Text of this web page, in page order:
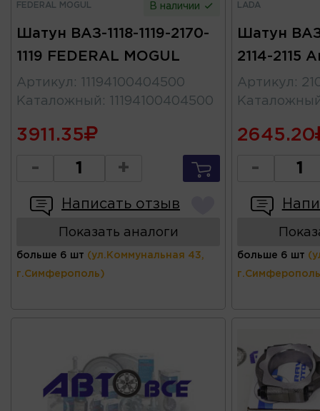
FEDERAL MOGUL В наличии
Шатун ВАЗ-1118-1119-2170-
1119 FEDERAL MOGUL
Артикул :
11194100404500
Каталожный : 11194100404500
3911.35
- +
Написать отзыв
Показать аналоги
больше 6 шт (ул.Коммунальная 43,
г.Симферополь)
LADA
Шатун
2114-2115
Артикул :
2645.20
-
больше 6 шт